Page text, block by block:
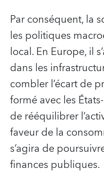
Par conséquent, la
les politiques
local. En Europe, il
dans les
combler l’écart de
formé avec les
de rééquilibrer
faveur de la
s’agira de
finances publiques.